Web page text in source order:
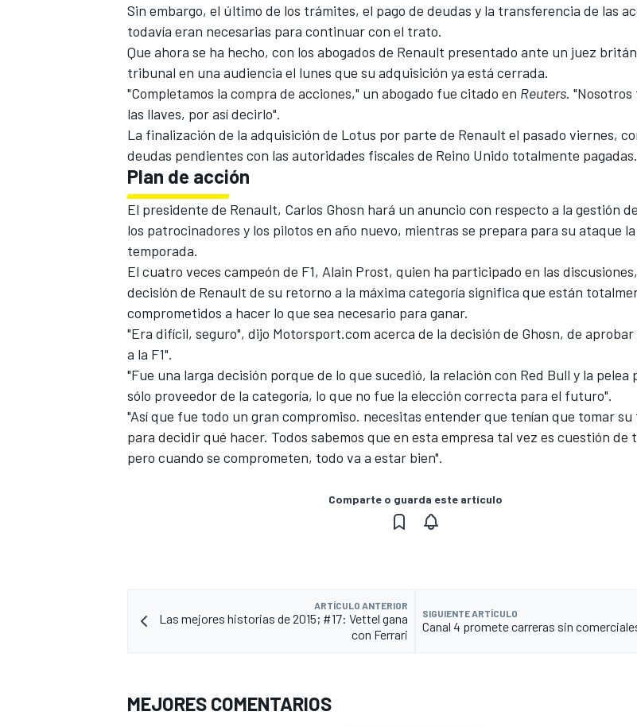
Sin embargo, el último de los trámites, el pago de deudas y la transferencia de las
todavía eran necesarias para continuar con el trato.
Que ahora se ha hecho, con los abogados de Renault presentado ante un juez
tribunal en una audiencia el lunes que su adquisición ya está cerrada.
"Completamos la compra de acciones," un abogado fue citado en Reuters. "Nosotros
las llaves, por así decirlo".
La finalización de la adquisición de Lotus por parte de Renault el pasado viernes,
deudas pendientes con las autoridades fiscales de Reino Unido totalmente pagadas.
Plan de acción
El presidente de Renault, Carlos Ghosn hará un anuncio con respecto a la gestión
los patrocinadores y los pilotos en año nuevo, mientras se prepara para su ataque
temporada.
El cuatro veces campeón de F1, Alain Prost, quien ha participado en las
decisión de Renault de su retorno a la máxima categoría significa que están
comprometidos a hacer lo que sea necesario para ganar.
"Era difícil, seguro", dijo Motorsport.com acerca de la decisión de Ghosn, de
a la F1".
"Fue una larga decisión porque de lo que sucedió, la relación con Red Bull y la pelea
sólo proveedor de la categoría, lo que no fue la elección correcta para el futuro".
"Así que fue todo un gran compromiso. necesitas entender que tenían que tomar su
para decidir qué hacer. Todos sabemos que en esta empresa tal vez es cuestión de
pero cuando se comprometen, todo va a estar bien".
Comparte o guarda este artículo
ARTÍCULO ANTERIOR
Las mejores historias de 2015; #17: Vettel gana
con Ferrari
SIGUIENTE ARTÍCULO
Canal 4 promete carreras sin
MEJORES COMENTARIOS